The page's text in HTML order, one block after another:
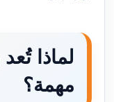
لماذا
مهمة؟